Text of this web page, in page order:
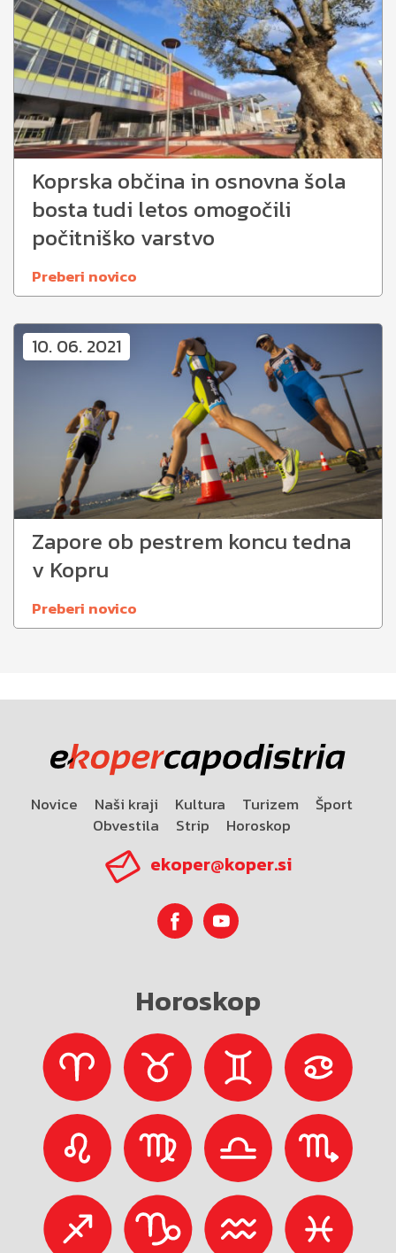
Koprska občina in osnovna šola
bosta tudi letos omogočili
počitniško varstvo
Preberi novico
10. 06. 2021
Zapore ob pestrem koncu tedna
v Kopru
Preberi novico
Novice Naši kraji Kultura Turizem
Šport
Obvestila
Strip Horoskop
ekoper@koper.si
Horoskop